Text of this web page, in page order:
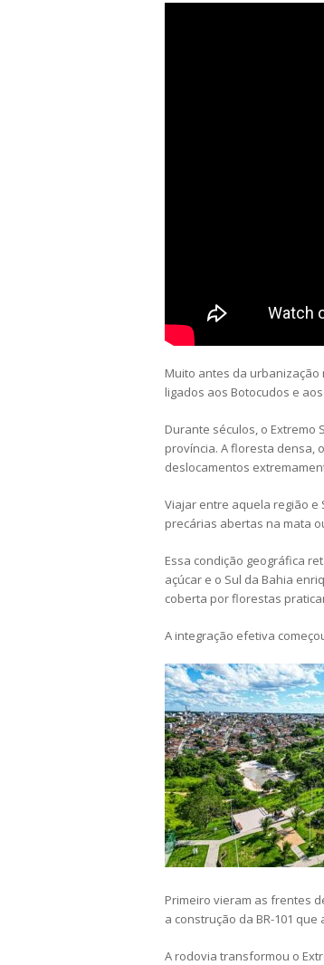
Muito antes da
ligados aos Botocudos e
Durante séculos, o Extremo
província. A floresta densa,
deslocamentos
Viajar entre aquela região e
precárias abertas na mata
Essa condição geográfica
açúcar e o Sul da Bahia
coberta por florestas
A integração efetiva
Primeiro vieram as frentes
a construção da BR-101
A rodovia transformou o